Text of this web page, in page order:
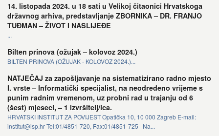
14. listopada 2024. u 18 sati u Velikoj čitaonici Hrvatskoga
državnog arhiva, predstavljanje ZBORNIKA – DR. FRANJO
TUĐMAN – ŽIVOT I NASLIJEĐE
...
Bilten prinova (ožujak – kolovoz 2024.)
BILTEN PRINOVA (OŽUJAK - KOLOVOZ 2024.)...
NATJEČAJ za zapošljavanje na sistematizirano radno mjesto
I. vrste – Informatički specijalist, na neodređeno vrijeme s
punim radnim vremenom, uz probni rad u trajanju od 6
(šest) mjeseci, – 1 izvršitelj/ica.
HRVATSKI INSTITUT ZA POVIJEST Opatička 10, 10 000 Zagreb E-mail:
institut@isp.hr Tel:01/4851-720, Fax:01/4851-725 Na...